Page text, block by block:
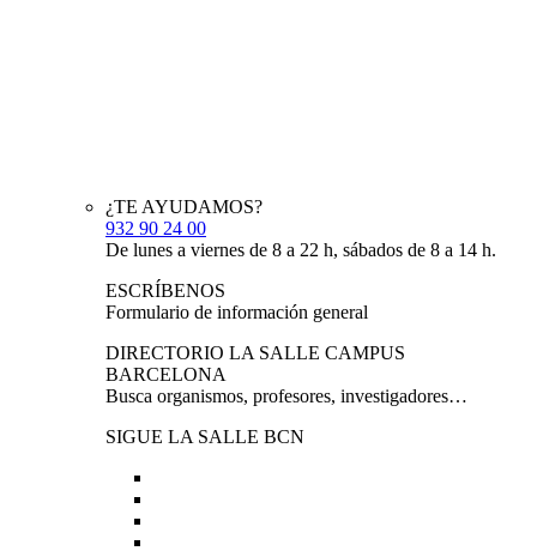
¿TE AYUDAMOS?
932 90 24 00
De lunes a viernes de 8 a 22 h, sábados de 8 a 14 h.
ESCRÍBENOS
Formulario de información general
DIRECTORIO LA SALLE CAMPUS
BARCELONA
Busca organismos, profesores, investigadores…
SIGUE LA SALLE BCN